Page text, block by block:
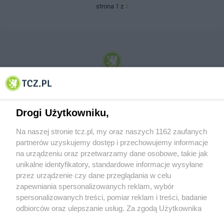
strona 1 z 1
© 2001-2026 Tczew - TCZ.PL Sp. z o.o. Internetowy Serwis Informacyjny Miasta
O FIRMIE POLITYKA PRYWATNOŚCI HOSTING
REKLAMA WSPÓŁPRACA RSS FACEBOOK KONTAKT
Drogi Użytkowniku,
Na naszej stronie tcz.pl, my oraz naszych 1162 zaufanych
partnerów uzyskujemy dostęp i przechowujemy informacje
na urządzeniu oraz przetwarzamy dane osobowe, takie jak
unikalne identyfikatory, standardowe informacje wysyłane
przez urządzenie czy dane przeglądania w celu
zapewniania spersonalizowanych reklam, wybór
spersonalizowanych treści, pomiar reklam i treści, badanie
odbiorców oraz ulepszanie usług. Za zgodą Użytkownika